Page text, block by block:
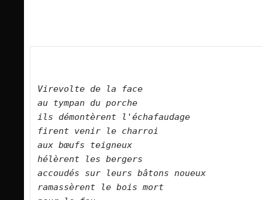
Virevolte de la face
au tympan du porche
ils démontèrent l'échafaudage
firent venir le charroi
aux bœufs teigneux
hélèrent les bergers
accoudés sur leurs bâtons noueux
ramassèrent le bois mort